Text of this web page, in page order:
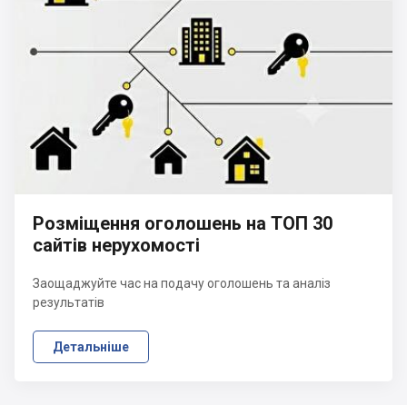
Розміщення оголошень на ТОП 30
сайтів нерухомості
Заощаджуйте час на подачу оголошень та аналіз
результатів
Детальніше